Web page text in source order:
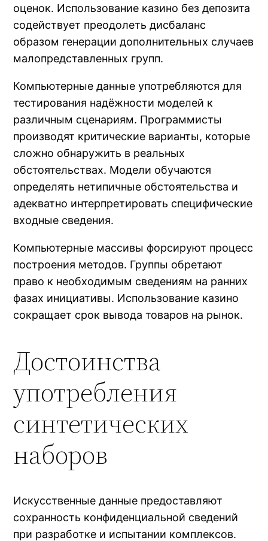
оценок. Использование казино без депозита
содействует преодолеть дисбаланс
образом генерации дополнительных случаев
малопредставленных групп.
Компьютерные данные употребляются для
тестирования надёжности моделей к
различным сценариям. Программисты
производят критические варианты, которые
сложно обнаружить в реальных
обстоятельствах. Модели обучаются
определять нетипичные обстоятельства и
адекватно интерпретировать специфические
входные сведения.
Компьютерные массивы форсируют процесс
построения методов. Группы обретают
право к необходимым сведениям на ранних
фазах инициативы. Использование казино
сокращает срок вывода товаров на рынок.
Достоинства
употребления
синтетических
наборов
Искусственные данные предоставляют
сохранность конфиденциальной сведений
при разработке и испытании комплексов.